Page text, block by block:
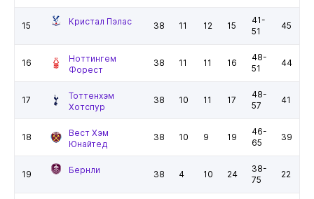
15 Кристал Пэлас 38 11 12 15
41-
51
45
16
Ноттингем
Форест
38 11 11 16
48-
51
44
17
Тоттенхэм
Хотспур
38 10 11 17
48-
57
41
18
Вест Хэм
Юнайтед
38 10 9 19
46-
65
39
19 Бернли 38 4 10 24
38-
75
22